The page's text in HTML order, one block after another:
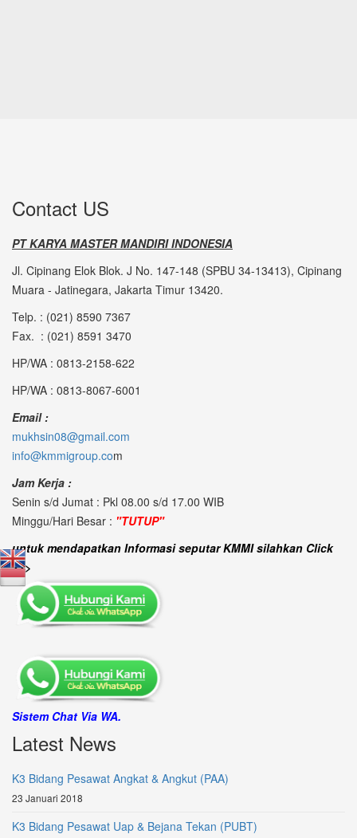
Contact US
PT KARYA MASTER MANDIRI INDONESIA
Jl. Cipinang Elok Blok. J No. 147-148 (SPBU 34-13413), Cipinang
Muara - Jatinegara, Jakarta Timur 13420.
Telp. : (021) 8590 7367
Fax. : (021) 8591 3470
HP/WA : 0813-2158-622
HP/WA : 0813-8067-6001
Email :
mukhsin08@gmail.com
info@kmmigroup.com
Jam Kerja :
Senin s/d Jumat : Pkl 08.00 s/d 17.00 WIB
Minggu/Hari Besar : "TUTUP"
untuk mendapatkan Informasi seputar KMMI silahkan Click
>>>
Sistem Chat Via WA.
Latest News
K3 Bidang Pesawat Angkat & Angkut (PAA)
23 Januari 2018
K3 Bidang Pesawat Uap & Bejana Tekan (PUBT)